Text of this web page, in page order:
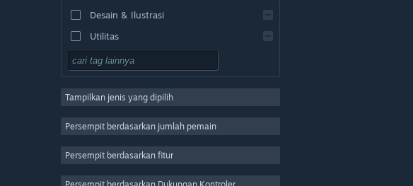
Desain & Ilustrasi
Utilitas
F2P
MMO
Indie
Kasual
Tampilkan jenis yang dipilih
Persempit berdasarkan jumlah pemain
Persempit berdasarkan fitur